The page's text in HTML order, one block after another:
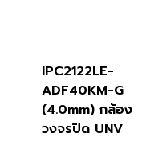
IPC2122LE-
ADF40KM-G
(4.0mm) กล้อง
วงจรปิด UNV